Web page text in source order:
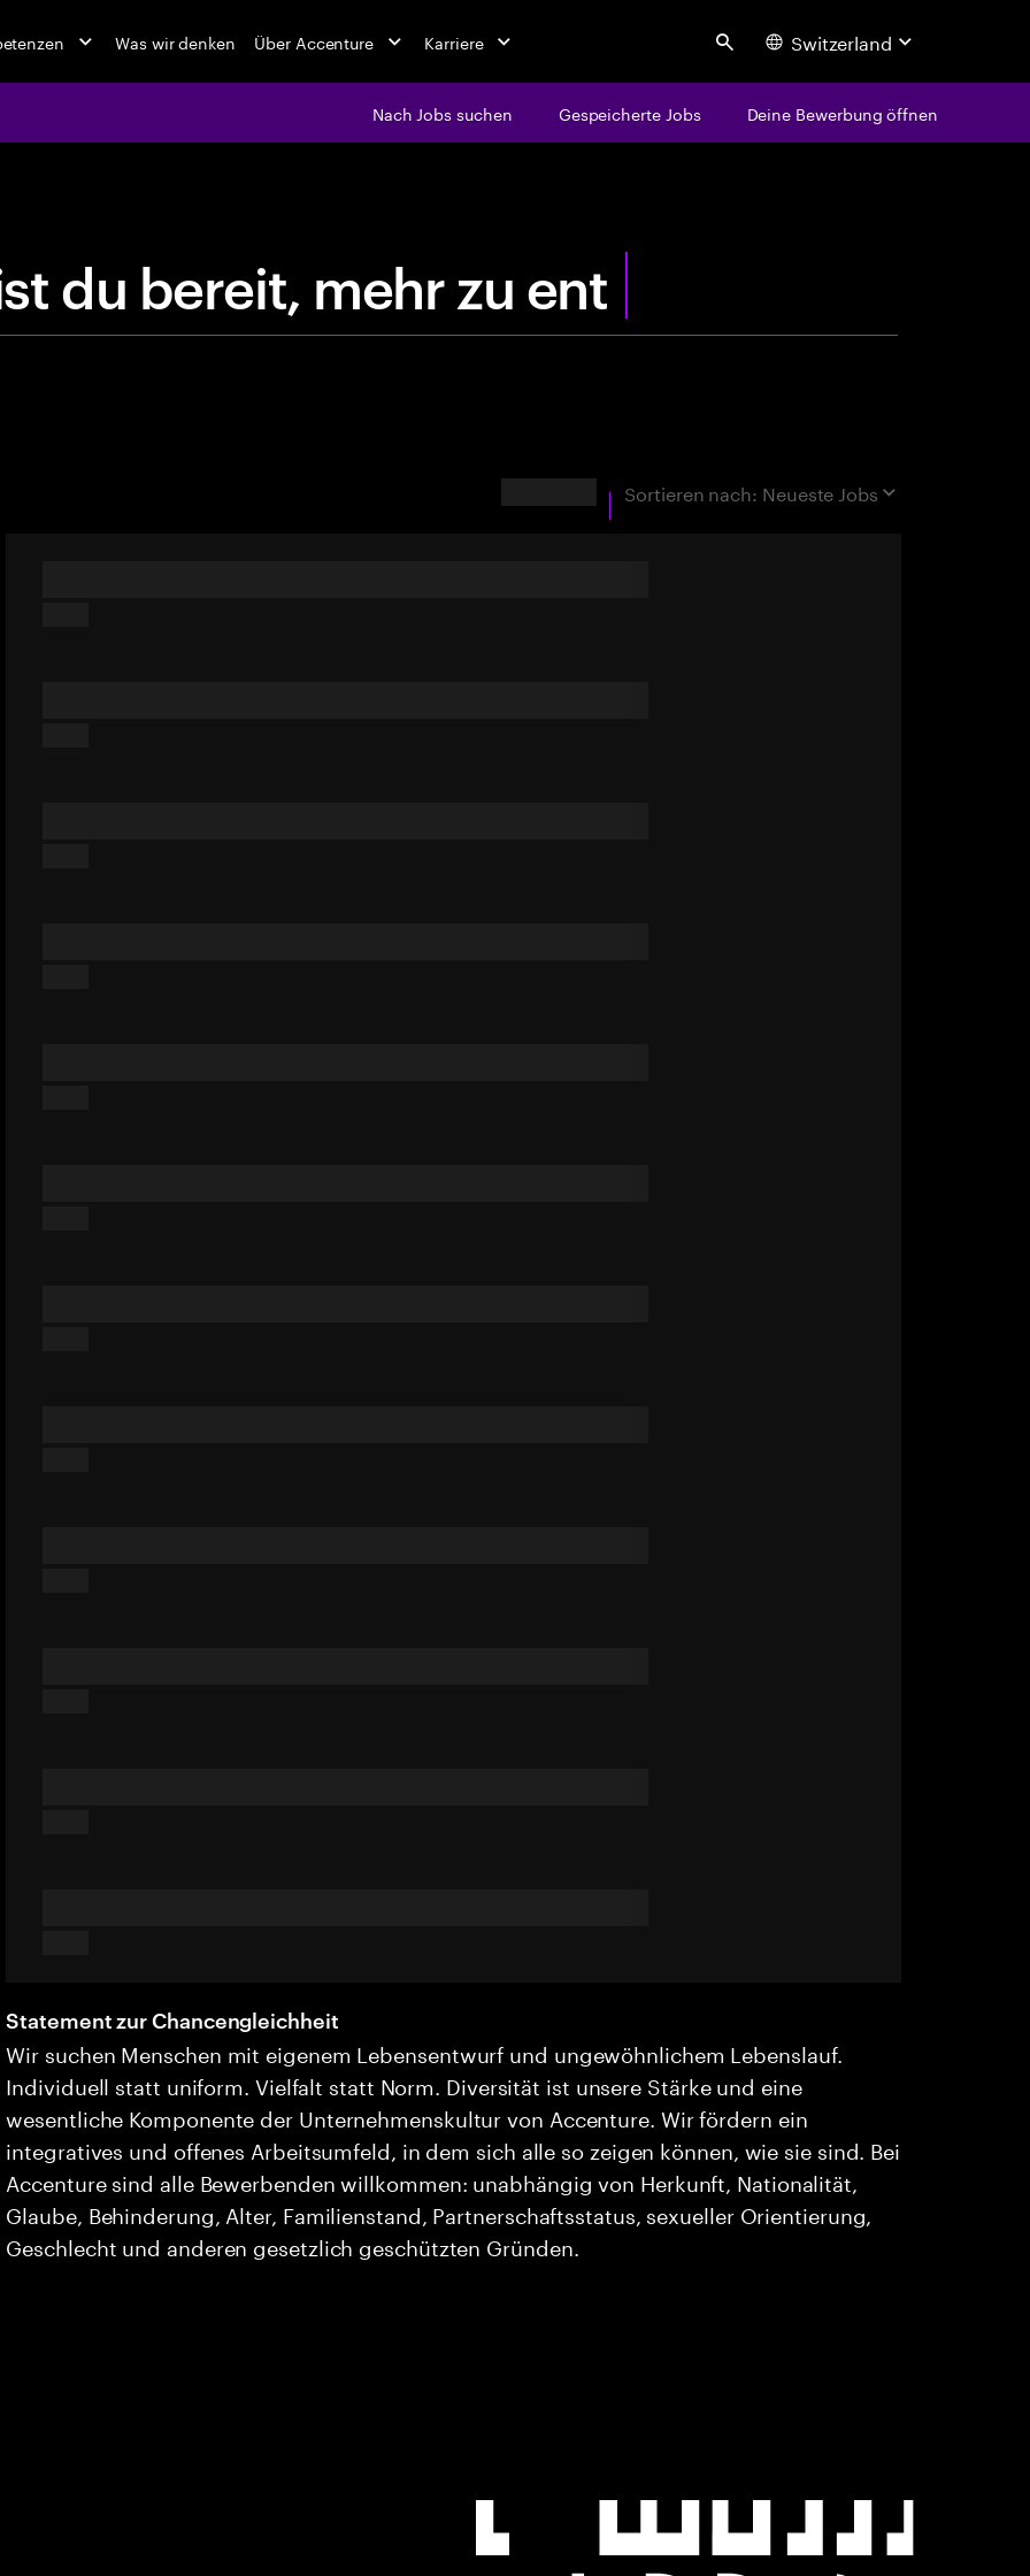
Was wir denken Über Accenture Karriere Search Switzerland
Nach Jobs suchen Gespeicherte Jobs Deine Bewerbung öffnen
Bist duber eit,meh
Sortieren nach: Neueste Jobs
Statement zur Chancengleichheit
Wir suchen Menschen mit eigenem Lebensentwurf und ungewöhnlichem Lebenslauf.
Individuell statt uniform. Vielfalt statt Norm. Diversität ist unsere Stärke und eine
wesentliche Komponente der Unternehmenskultur von Accenture. Wir fördern ein
integratives und offenes Arbeitsumfeld, in dem sich alle so zeigen können, wie sie sind. Bei
Accenture sind alle Bewerbenden willkommen: unabhängig von Herkunft, Nationalität,
Glaube, Behinderung, Alter, Familienstand, Partnerschaftsstatus, sexueller Orientierung,
Geschlecht und anderen gesetzlich geschützten Gründen.